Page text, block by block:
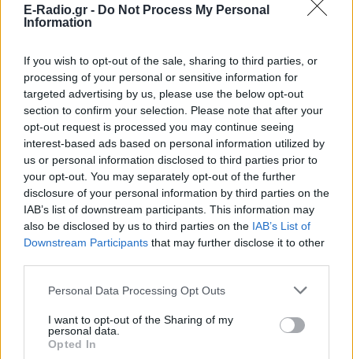
E-Radio.gr - Do Not Process My Personal
Information
If you wish to opt-out of the sale, sharing to third parties, or
processing of your personal or sensitive information for
targeted advertising by us, please use the below opt-out
section to confirm your selection. Please note that after your
opt-out request is processed you may continue seeing
interest-based ads based on personal information utilized by
us or personal information disclosed to third parties prior to
your opt-out. You may separately opt-out of the further
disclosure of your personal information by third parties on the
IAB’s list of downstream participants. This information may
also be disclosed by us to third parties on the IAB’s List of
Downstream Participants that may further disclose it to other
Personal Data Processing Opt Outs
I want to opt-out of the Sharing of my
personal data.
Opted In
προσωπικές, θα έχουν πληθώρα
γεγονότων που δεν θα μπορείτε
ΑΙΓΟΚΕΡΩΣ
Η κατανόηση και η
διαλλακτικότητα, θα φέρουν
ισορροπία!
ΥΔΡΟΧΟΟΣ
και να προχωρήσετε μπροστά.
ΙΧΘΕΙΣ